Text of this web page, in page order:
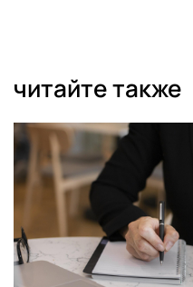
читайте также